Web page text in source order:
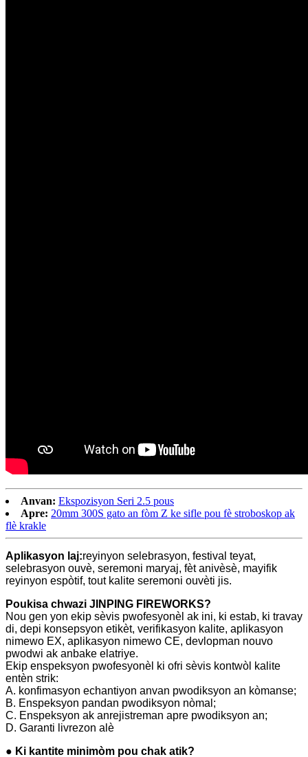
Anvan: Ekspozisyon Seri 2.5 pous
Apre: 20mm 300S gato an fòm Z ke sifle pou fè stroboskop ak
flè krakle
Aplikasyon laj:reyinyon selebrasyon, festival teyat,
selebrasyon ouvè, seremoni maryaj, fèt anivèsè, mayifik
reyinyon espòtif, tout kalite seremoni ouvèti jis.
Poukisa chwazi JINPING FIREWORKS?
Nou gen yon ekip sèvis pwofesyonèl ak ini, ki estab, ki travay
di, depi konsepsyon etikèt, verifikasyon kalite, aplikasyon
nimewo EX, aplikasyon nimewo CE, devlopman nouvo
pwodwi ak anbake elatriye.
Ekip enspeksyon pwofesyonèl ki ofri sèvis kontwòl kalite
entèn strik:
A. konfimasyon echantiyon anvan pwodiksyon an kòmanse;
B. Enspeksyon pandan pwodiksyon nòmal;
C. Enspeksyon ak anrejistreman apre pwodiksyon an;
D. Garanti livrezon alè
● Ki kantite minimòm pou chak atik?